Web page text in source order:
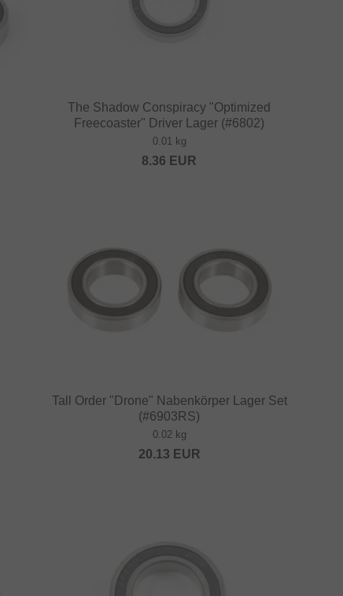
The Shadow Conspiracy "Optimized
Freecoaster" Driver Lager (#6802)
0.01 kg
8.36 EUR
Tall Order "Drone" Nabenkörper Lager Set
(#6903RS)
0.02 kg
20.13 EUR